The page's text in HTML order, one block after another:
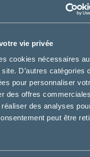
vie privée
cookies nécessaires
D’autres catégories
pour personnaliser
des offres commerciales
des analyses
peut être